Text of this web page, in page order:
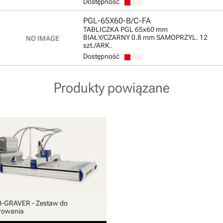
PGL-65X60-B/C-FA
TABLICZKA PGL 65x60 mm
BIAŁY/CZARNY 0.8 mm SAMOPRZYL. 12
szt./ARK.
Dostępność
Produkty powiązane
GRAVER - Zestaw do